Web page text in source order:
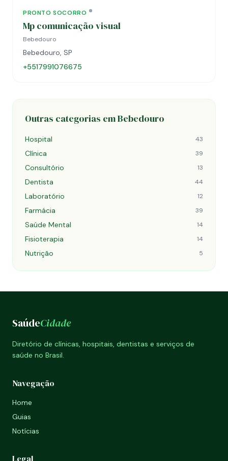
PRONTO SOCORRO
Mp comunicação visual
Bebedouro
Bebedouro, SP
+5517991076675
Outras categorias em Bebedouro
Hospital 43
Clínica 39
Consultório 13
Dentista 44
Laboratório 12
Farmácia 39
Saúde Mental 14
Fisioterapia 14
Nutrição 5
SaúdeCidade
Diretório de clínicas, hospitais, dentistas e serviços de
saúde no Brasil.
Navegação
Home
Guias
Notícias
Legal